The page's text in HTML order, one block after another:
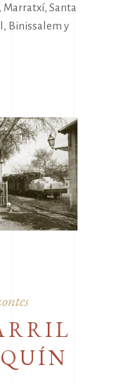
Marratxí, Santa
Binissalem y